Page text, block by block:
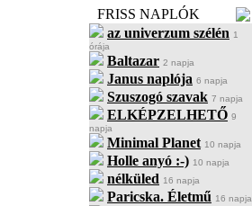
FRISS NAPLÓK
az univerzum szélén 1
órája
Baltazar 2 napja
Janus naplója 6 napja
Szuszogó szavak 7 napja
ELKÉPZELHETŐ 9
napja
Minimal Planet 10 napja
Holle anyó :-) 10 napja
nélküled 16 napja
Paricska. Életmű 16 napja